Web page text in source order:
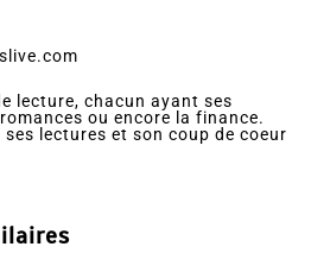
lecture, chacun ayant ses
ou encore la finance.
lectures et son coup de coeur